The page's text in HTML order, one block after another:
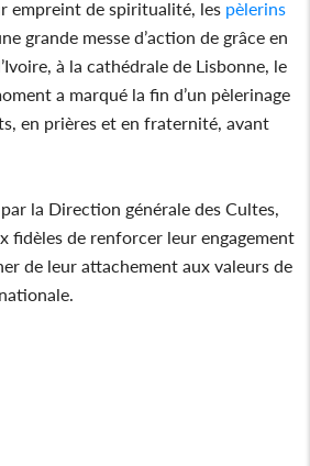
empreint de spiritualité, les pèlerins
grande messe d’action de grâce en
à la cathédrale de Lisbonne, le
a marqué la fin d’un pèlerinage
en prières et en fraternité, avant
la Direction générale des Cultes,
fidèles de renforcer leur engagement
de leur attachement aux valeurs de